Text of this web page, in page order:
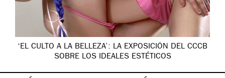
‘EL CULTO A LA BELLEZA’: LA EXPOSICIÓN DEL CCCB
SOBRE LOS IDEALES ESTÉTICOS